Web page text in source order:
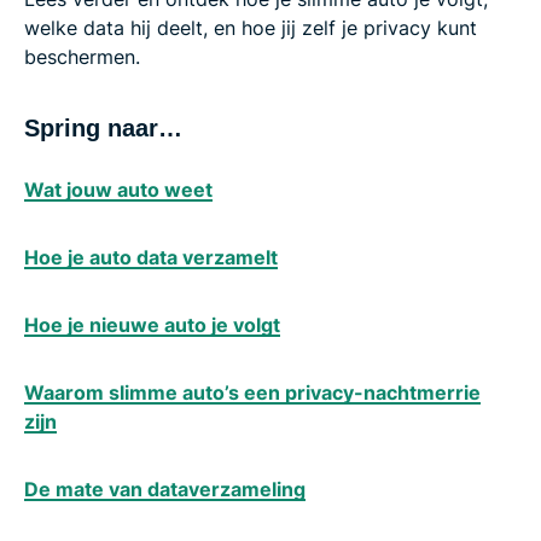
welke data hij deelt, en hoe jij zelf je privacy kunt
beschermen.
Spring naar…
Wat jouw auto weet
Hoe je auto data verzamelt
Hoe je nieuwe auto je volgt
Waarom slimme auto’s een privacy-nachtmerrie
zijn
De mate van dataverzameling